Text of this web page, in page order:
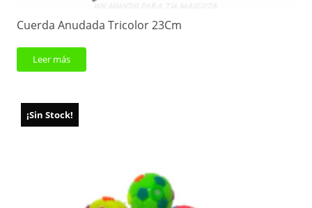
Cuerda Anudada Tricolor 23Cm
Leer más
¡Sin Stock!